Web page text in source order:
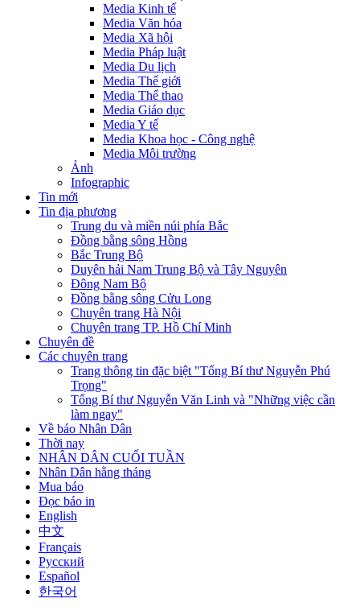
Media Kinh tế
Media Văn hóa
Media Xã hội
Media Pháp luật
Media Du lịch
Media Thế giới
Media Thể thao
Media Giáo dục
Media Y tế
Media Khoa học - Công nghệ
Media Môi trường
Ảnh
Infographic
Tin mới
Tin địa phương
Trung du và miền núi phía Bắc
Đồng bằng sông Hồng
Bắc Trung Bộ
Duyên hải Nam Trung Bộ và Tây Nguyên
Đông Nam Bộ
Đồng bằng sông Cửu Long
Chuyên trang Hà Nội
Chuyên trang TP. Hồ Chí Minh
Chuyên đề
Các chuyên trang
Trang thông tin đặc biệt "Tổng Bí thư Nguyễn Phú
Trọng"
Tổng Bí thư Nguyễn Văn Linh và "Những việc cần
làm ngay"
Về báo Nhân Dân
Thời nay
NHÂN DÂN CUỐI TUẦN
Nhân Dân hằng tháng
Mua báo
Đọc báo in
English
中文
Français
Русский
Español
한국어